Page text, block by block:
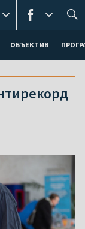
ОБЪЕКТИВ